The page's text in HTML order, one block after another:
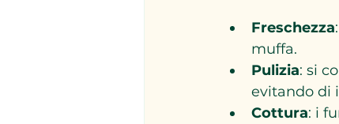
Freschezza
muffa.
Pulizia: si
evitando di
Cottura: i